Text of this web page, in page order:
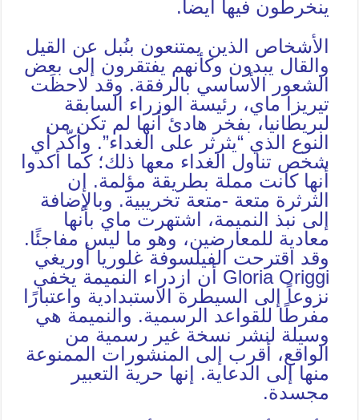
ينخرطون فيها أيضاً.
الأشخاص الذين يمتنعون بنُبل عن القيل
والقال يبدون وكأنهم يفتقرون إلى بعض
الشعور الأساسي بالرفقة. وقد لاحظَت
تيريزا ماي، رئيسة الوزراء السابقة
لبريطانيا، بفخر هادئ أنها لم تكن من
النوع الذي “يثرثر على الغداء”. وأكّد أي
شخص تناول الغداء معها ذلك؛ كما أكدوا
أنها كانت مملة بطريقة مؤلمة. إن
الثرثرة متعة -متعة تخريبية. وبالإضافة
إلى نبذ النميمة، اشتهرت ماي بأنها
معادية للمعارضين، وهو ما ليس مفاجئًا.
وقد اقترحت الفيلسوفة غلوريا أوريغي
Gloria Origgi أن ازدراء النميمة يخفي
نزوعاً إلى السيطرة الاستبدادية واعتبارًا
مفرطًا للقواعد الرسمية. والنميمة هي
وسيلة لنشر نسخة غير رسمية من
الواقع، أقرب إلى المنشورات الممنوعة
منها إلى الدعاية. إنها حرية التعبير
مجسدة.